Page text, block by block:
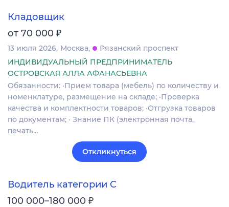
Кладовщик
от 70 000 ₽
13 июля 2026 Москва
Рязанский проспект
ИНДИВИДУАЛЬНЫЙ ПРЕДПРИНИМАТЕЛЬ
ОСТРОВСКАЯ АЛЛА АФАНАСЬЕВНА
Обязанности: ·Прием товара (мебель) по количеству и
номенклатуре, размещение на складе; ·Проверка
качества и комплектности товаров; ·Отгрузка товаров
по документам; · Знание ПК (электронная почта,
печать…
Откликнуться
Водитель категории C
100 000–180 000 ₽